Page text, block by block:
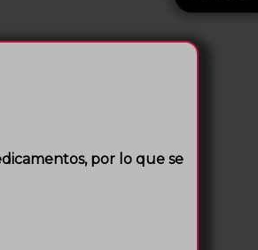
servidor será capaz de
manera eficiente, y
algún error) y que
anónima y nos
por lo que se